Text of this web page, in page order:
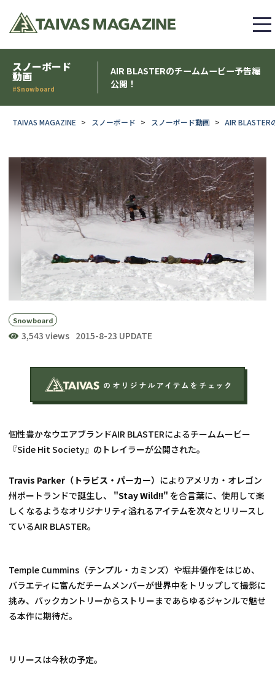
スノーボード
動画
#Snowboard
AIR BLASTERのチームムービー予告編
公開！
TAIVAS MAGAZINE スノーボード スノーボード動画 AIR BLASTER
Snowboard
3,543 views 2015-8-23 UPDATE
個性豊かなウエアブランドAIR BLASTERによるチームムービー
『Side Hit Society』のトレイラーが公開された。
Travis Parker（トラビス・パーカー） によりアメリカ・オレゴン
州ポートランドで誕生し、 "Stay Wild!!" を合言葉に、使用して楽
しくなるようなオリジナリティ溢れるアイテムを次々とリリースし
ているAIR BLASTER。
Temple Cummins（テンプル・カミンズ）や堀井優作をはじめ、
バラエティに富んだチームメンバーが世界中をトリップして撮影に
挑み、バックカントリーからストリーまであらゆるジャンルで魅せ
る本作に期待だ。
リリースは今秋の予定。